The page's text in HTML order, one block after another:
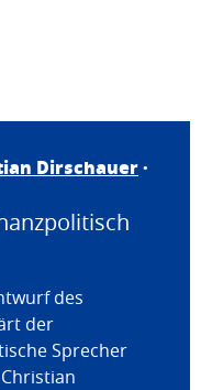
Dirschauer·
des
der
Sprecher